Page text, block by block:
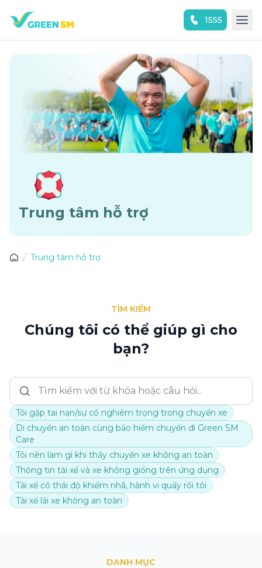
1555
Trung tâm hỗ trợ
Trung tâm hỗ trợ
TÌM KIẾM
Chúng tôi có thể giúp gì cho
bạn?
Tôi gặp tai nạn/sự cố nghiêm trọng trong chuyến xe
Di chuyển an toàn cùng bảo hiểm chuyến đi Green SM
Care
Tôi nên làm gì khi thấy chuyến xe không an toàn
Thông tin tài xế và xe không giống trên ứng dụng
Tài xế có thái độ khiếm nhã, hành vi quấy rối tôi
Tài xế lái xe không an toàn
DANH MỤC